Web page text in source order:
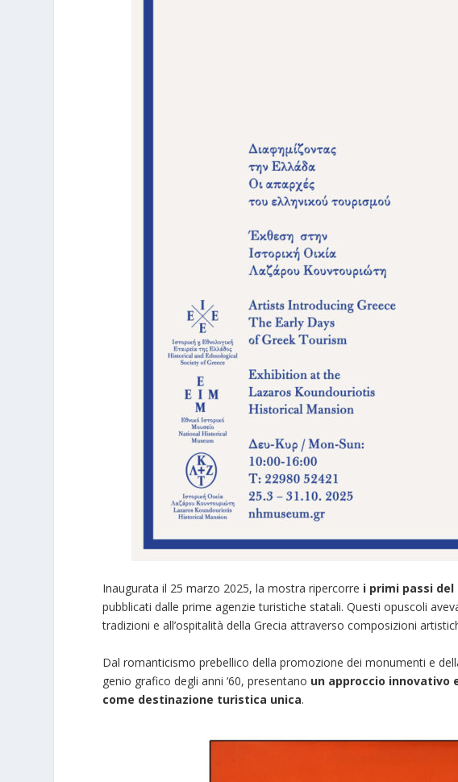
Inaugurata il 25 marzo 2025, la mostra ripercorre i primi passi
pubblicati dalle prime agenzie turistiche statali. Questi opuscoli
tradizioni e all’ospitalità della Grecia attraverso composizioni
Dal romanticismo prebellico della promozione dei monumenti e
genio grafico degli anni ‘60, presentano un approccio innovativo
come destinazione turistica unica.